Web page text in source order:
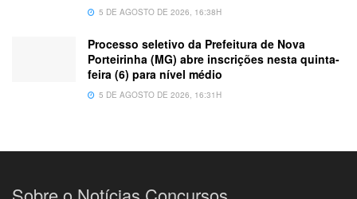
5 DE AGOSTO DE 2026, 16:38H
Processo seletivo da Prefeitura de Nova
Porteirinha (MG) abre inscrições nesta quinta-
feira (6) para nível médio
5 DE AGOSTO DE 2026, 16:31H